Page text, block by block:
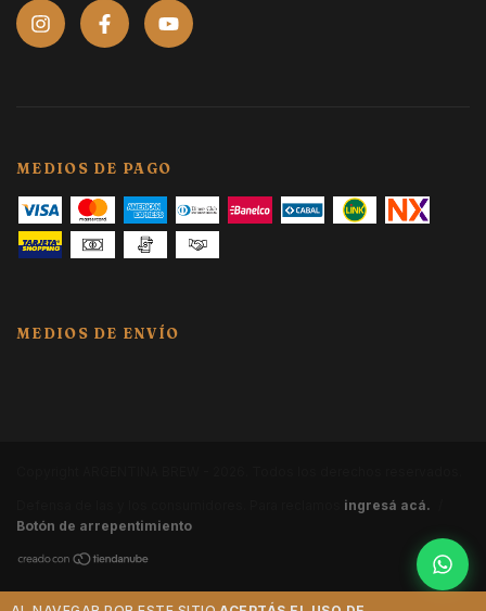
MEDIOS DE PAGO
MEDIOS DE ENVÍO
ingresá acá.
Botón de arrepentimiento